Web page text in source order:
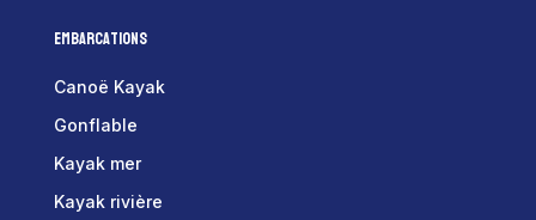
Embarcations
Canoë Kayak
Gonflable
Kayak mer
Kayak rivière